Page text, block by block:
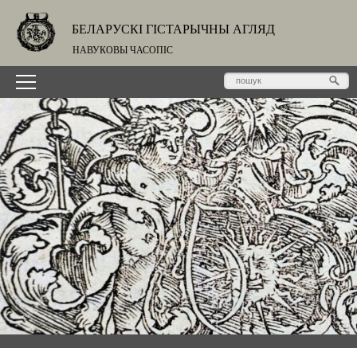
БЕЛАРУСКІ ГІСТАРЫЧНЫ АГЛЯД
НАВУКОВЫ ЧАСОПІС